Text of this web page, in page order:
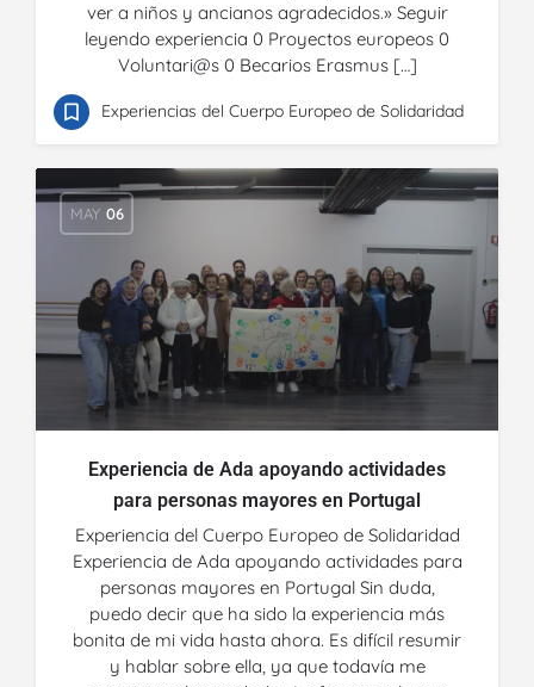
ver a niños y ancianos agradecidos.» Seguir
leyendo experiencia 0 Proyectos europeos 0
Voluntari@s 0 Becarios Erasmus […]
Experiencias del Cuerpo Europeo de Solidaridad
MAY 06
Experiencia de Ada apoyando actividades
para personas mayores en Portugal
Experiencia del Cuerpo Europeo de Solidaridad
Experiencia de Ada apoyando actividades para
personas mayores en Portugal Sin duda,
puedo decir que ha sido la experiencia más
bonita de mi vida hasta ahora. Es difícil resumir
y hablar sobre ella, ya que todavía me